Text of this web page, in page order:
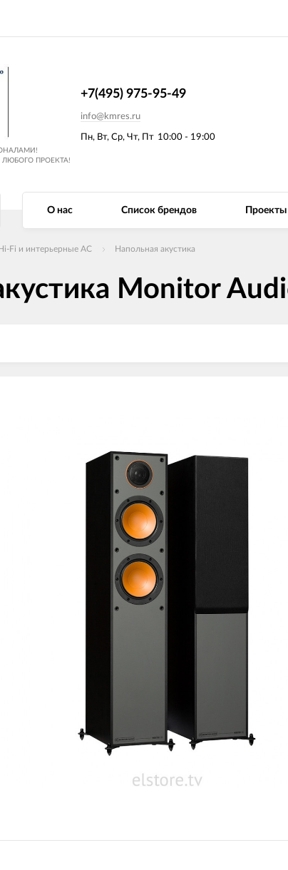
ПРОЕКТА!
Пн, Вт, Ср, Чт, Пт 10:00 - 19:00
+7(495) 975-95-49
info@kmres.ru
О нас Список брендов Проекты
Fi и интерьерные АС Напольная акустика
Monitor